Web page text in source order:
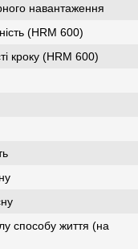
навантаження
(HRM 600)
кроку (HRM 600)
способу життя (на